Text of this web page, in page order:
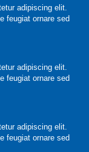
adipiscing elit.
feugiat ornare sed
adipiscing elit.
feugiat ornare sed
adipiscing elit.
feugiat ornare sed